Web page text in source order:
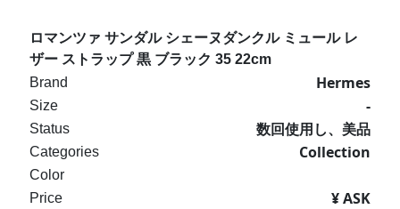
ロマンツァ サンダル シェーヌダンクル ミュール レ
ザー ストラップ 黒 ブラック 35 22cm
Brand
Hermes
Size -
Status 数回使用し、美品
Categories Collection
Color
Price
¥ ASK